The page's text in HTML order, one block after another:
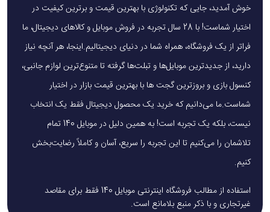
استفاده از ماساژور تفنگی شیائومی میجیا، علاوه بر تسکین فوری
خستگی عضلانی، فواید متعددی دارد:
افزایش جریان خون مویرگی و اکسیژن‌رسانی به بافت‌ها
تسریع در ریکاوری پس از ورزش یا تمرین سنگین
پیشگیری از گرفتگی عضلات در اثر نشستن طولانی‌مدت
آماده‌سازی عضلات پیش از فعالیت فیزیکی
کاهش دردهای ناشی از استرس یا اسپاسم‌های عضلانی
این دستگاه می‌تواند جایگزینی مناسب برای جلسات ماساژ سنتی
باشد و با صرف هزینه‌ای کمتر، نتایجی مشابه در اختیار کاربر قرار
دهد.
خوش آمدید، جایی که تکنولوژی با بهترین قیمت و برترین کیفیت در
اختیار شماست! با 28 سال تجربه در فروش موبایل و کالاهای دیجیتال، ما
فراتر از یک فروشگاه، همراه شما در دنیای دیجیتالیم.اینجا، هر آنچه نیاز
دارید، از جدیدترین موبایل‌ها و تبلت‌ها گرفته تا متنوع‌ترین لوازم جانبی،
کنسول بازی و بروزترین گجت ها با بهترین قیمت بازار در اختیار
شماست.ما می‌دانیم که خرید یک محصول دیجیتال فقط یک انتخاب
نیست، بلکه یک تجربه است! به همین دلیل در موبایل 140 تمام
تلاشمان را می‌کنیم تا این تجربه را سریع، آسان و کاملاً رضایت‌بخش
کنیم.
استفاده از مطالب فروشگاه اینترنتی موبایل 140 فقط برای مقاصد
غیرتجاری و با ذکر منبع بلامانع است.